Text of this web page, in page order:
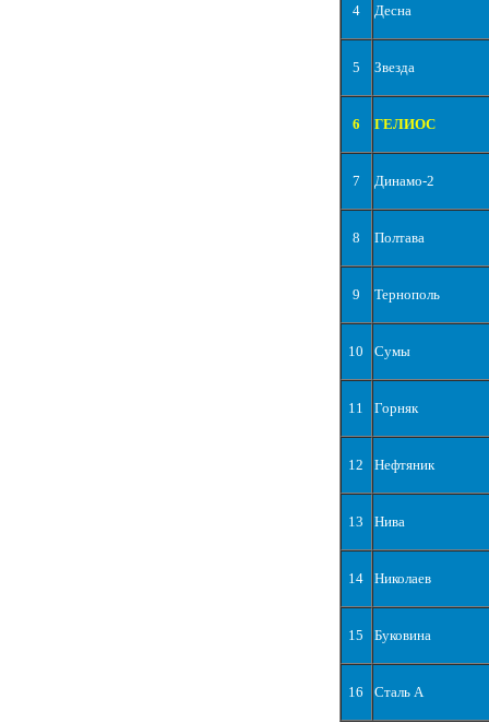
4 Десна
5 Звезда
6 ГЕЛИОС
7 Динамо-2
8 Полтава
9 Тернополь
10 Сумы
11 Горняк
12 Нефтяник
13 Нива
14 Николаев
15 Буковина
16 Сталь А